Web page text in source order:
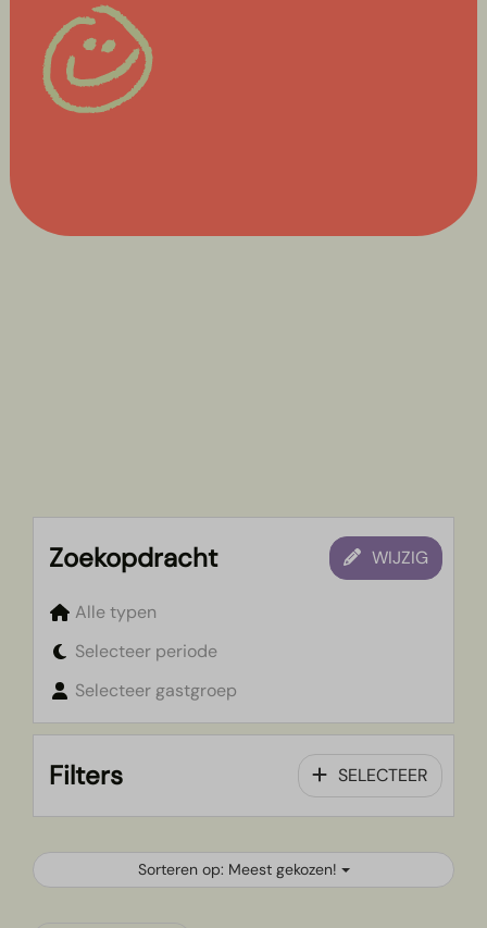
Zoekopdracht WIJZIG
Alle typen
Selecteer periode
Selecteer gastgroep
Filters SELECTEER
Sorteren op: Meest gekozen!